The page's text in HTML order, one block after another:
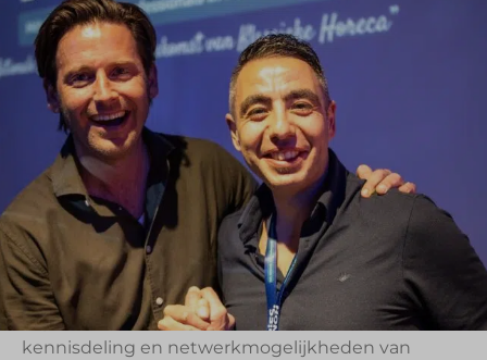
stapelen zich op. Voor veel ondernemers voelt het
alsof ze continu brandjes aan het blussen zijn.
Kosten stijgen, wetgeving wordt complexer,
personeel is schaars en gasten verwachten
steeds meer. De vraag is niet langer of je moet
veranderen, maar hoe je kunt inspelen op de
veranderingen om je horeca klanten echt te
begrijpen en voorop te blijven lopen.
Daarom gaanHOMiES enTIPPReen strategische
samenwerking aan. Deze samenwerking
combineert de trendforecasting en data-analyse-
expertise van TIPPR met de interactieve
kennisdeling en netwerkmogelijkheden van